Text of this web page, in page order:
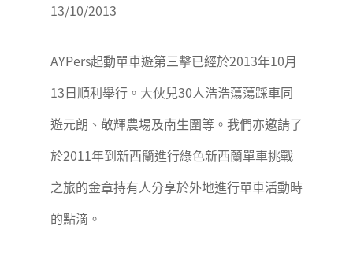
13/10/2013
AYPers起動單車遊第三擊已經於2013年10月
13日順利舉行。大伙兒30人浩浩蕩蕩踩車同
遊元朗、敬輝農場及南生圍等。我們亦邀請了
於2011年到新西籣進行綠色新西蘭單車挑戰
之旅的金章持有人分享於外地進行單車活動時
的點滴。